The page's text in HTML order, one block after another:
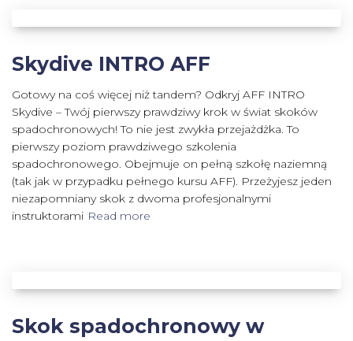
Skydive INTRO AFF
Gotowy na coś więcej niż tandem? Odkryj AFF INTRO
Skydive – Twój pierwszy prawdziwy krok w świat skoków
spadochronowych! To nie jest zwykła przejażdżka. To
pierwszy poziom prawdziwego szkolenia
spadochronowego. Obejmuje on pełną szkołę naziemną
(tak jak w przypadku pełnego kursu AFF). Przeżyjesz jeden
niezapomniany skok z dwoma profesjonalnymi
instruktorami Read more
Skok spadochronowy w